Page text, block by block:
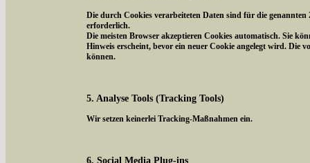
Die durch Cookies verarbeiteten Daten sind für die
erforderlich.
Die meisten Browser akzeptieren Cookies automatisch. Sie
Hinweis erscheint, bevor ein neuer Cookie angelegt wird. Die
können.
5. Analyse Tools (Tracking Tools)
Wir setzen keinerlei Tracking-Maßnahmen ein.
6. Social Media Plug-ins